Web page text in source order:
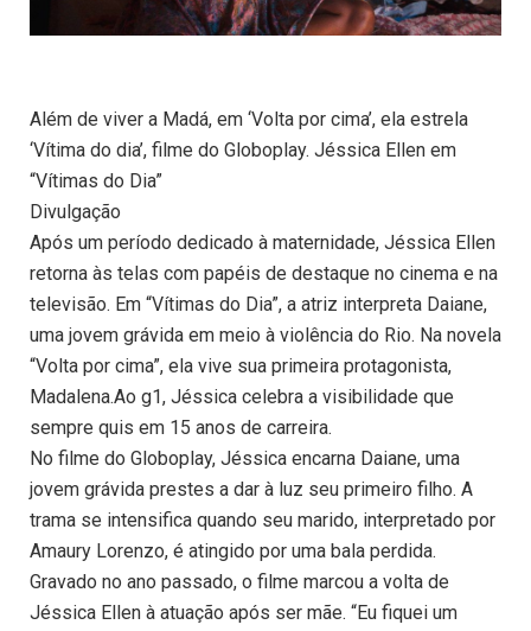
Além de viver a Madá, em ‘Volta por cima’, ela estrela
‘Vítima do dia’, filme do Globoplay. Jéssica Ellen em
“Vítimas do Dia”
Divulgação
Após um período dedicado à maternidade, Jéssica Ellen
retorna às telas com papéis de destaque no cinema e na
televisão. Em “Vítimas do Dia”, a atriz interpreta Daiane,
uma jovem grávida em meio à violência do Rio. Na novela
“Volta por cima”, ela vive sua primeira protagonista,
Madalena.Ao g1, Jéssica celebra a visibilidade que
sempre quis em 15 anos de carreira.
No filme do Globoplay, Jéssica encarna Daiane, uma
jovem grávida prestes a dar à luz seu primeiro filho. A
trama se intensifica quando seu marido, interpretado por
Amaury Lorenzo, é atingido por uma bala perdida.
Gravado no ano passado, o filme marcou a volta de
Jéssica Ellen à atuação após ser mãe. “Eu fiquei um